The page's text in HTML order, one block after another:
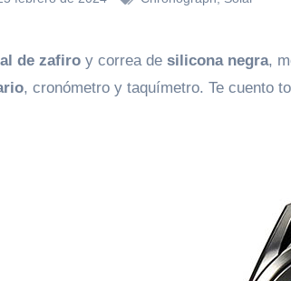
de zafiro y correa de silicona negra,
, cronómetro y taquímetro. Te cuento